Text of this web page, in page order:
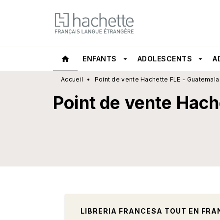
MENU RECHERCHE
home ENFANTS arrow_drop_down ADOLESCENTS arrow_drop_down
Accueil • Point de vente Hachette FLE - Guatemala
Point de vente
LIBRERIA FRANCESA TOUT EN